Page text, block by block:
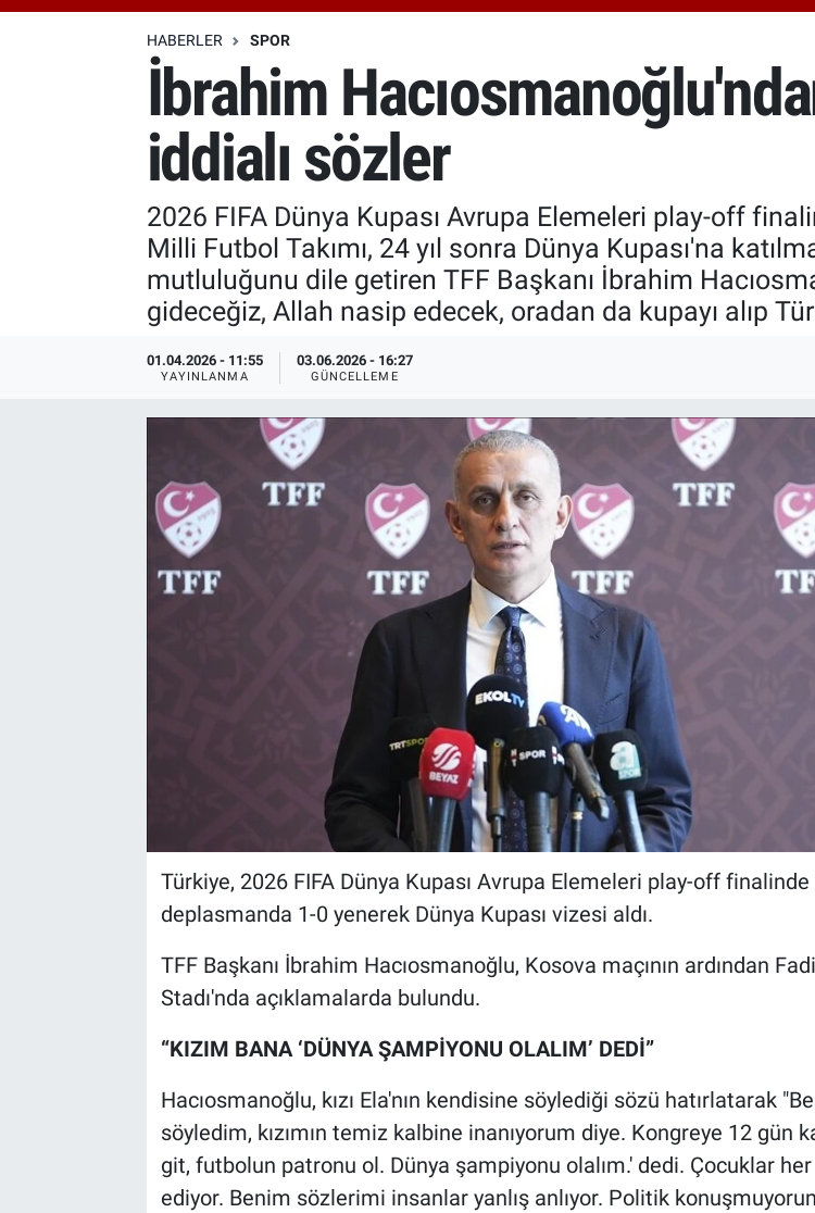
HABERLER SPOR
İbrahim
iddialı sözler
2026 FIFA Dünya Kupası Avrupa Elemeleri play-off
Milli Futbol Takımı, 24 yıl sonra Dünya Kupası'na
mutluluğunu dile getiren TFF Başkanı İbrahim
gideceğiz, Allah nasip edecek, oradan da kupayı alıp
01.04.2026 - 11:55
YAYINLANMA
03.06.2026 - 16:27
GÜNCELLEME
Türkiye, 2026 FIFA Dünya Kupası Avrupa Elemeleri play-off finalinde
deplasmanda 1-0 yenerek Dünya Kupası vizesi aldı.
TFF Başkanı İbrahim Hacıosmanoğlu, Kosova maçının ardından
Stadı'nda açıklamalarda bulundu.
“KIZIM BANA ‘DÜNYA ŞAMPİYONU OLALIM’ DEDİ”
Hacıosmanoğlu, kızı Ela'nın kendisine söylediği sözü hatırlatarak
söyledim, kızımın temiz kalbine inanıyorum diye. Kongreye 12 gün
git, futbolun patronu ol. Dünya şampiyonu olalım.' dedi. Çocuklar
ediyor. Benim sözlerimi insanlar yanlış anlıyor. Politik
Özel Haberler
Özel Haberler
Erişim Bilgileri
Haber Arşivi